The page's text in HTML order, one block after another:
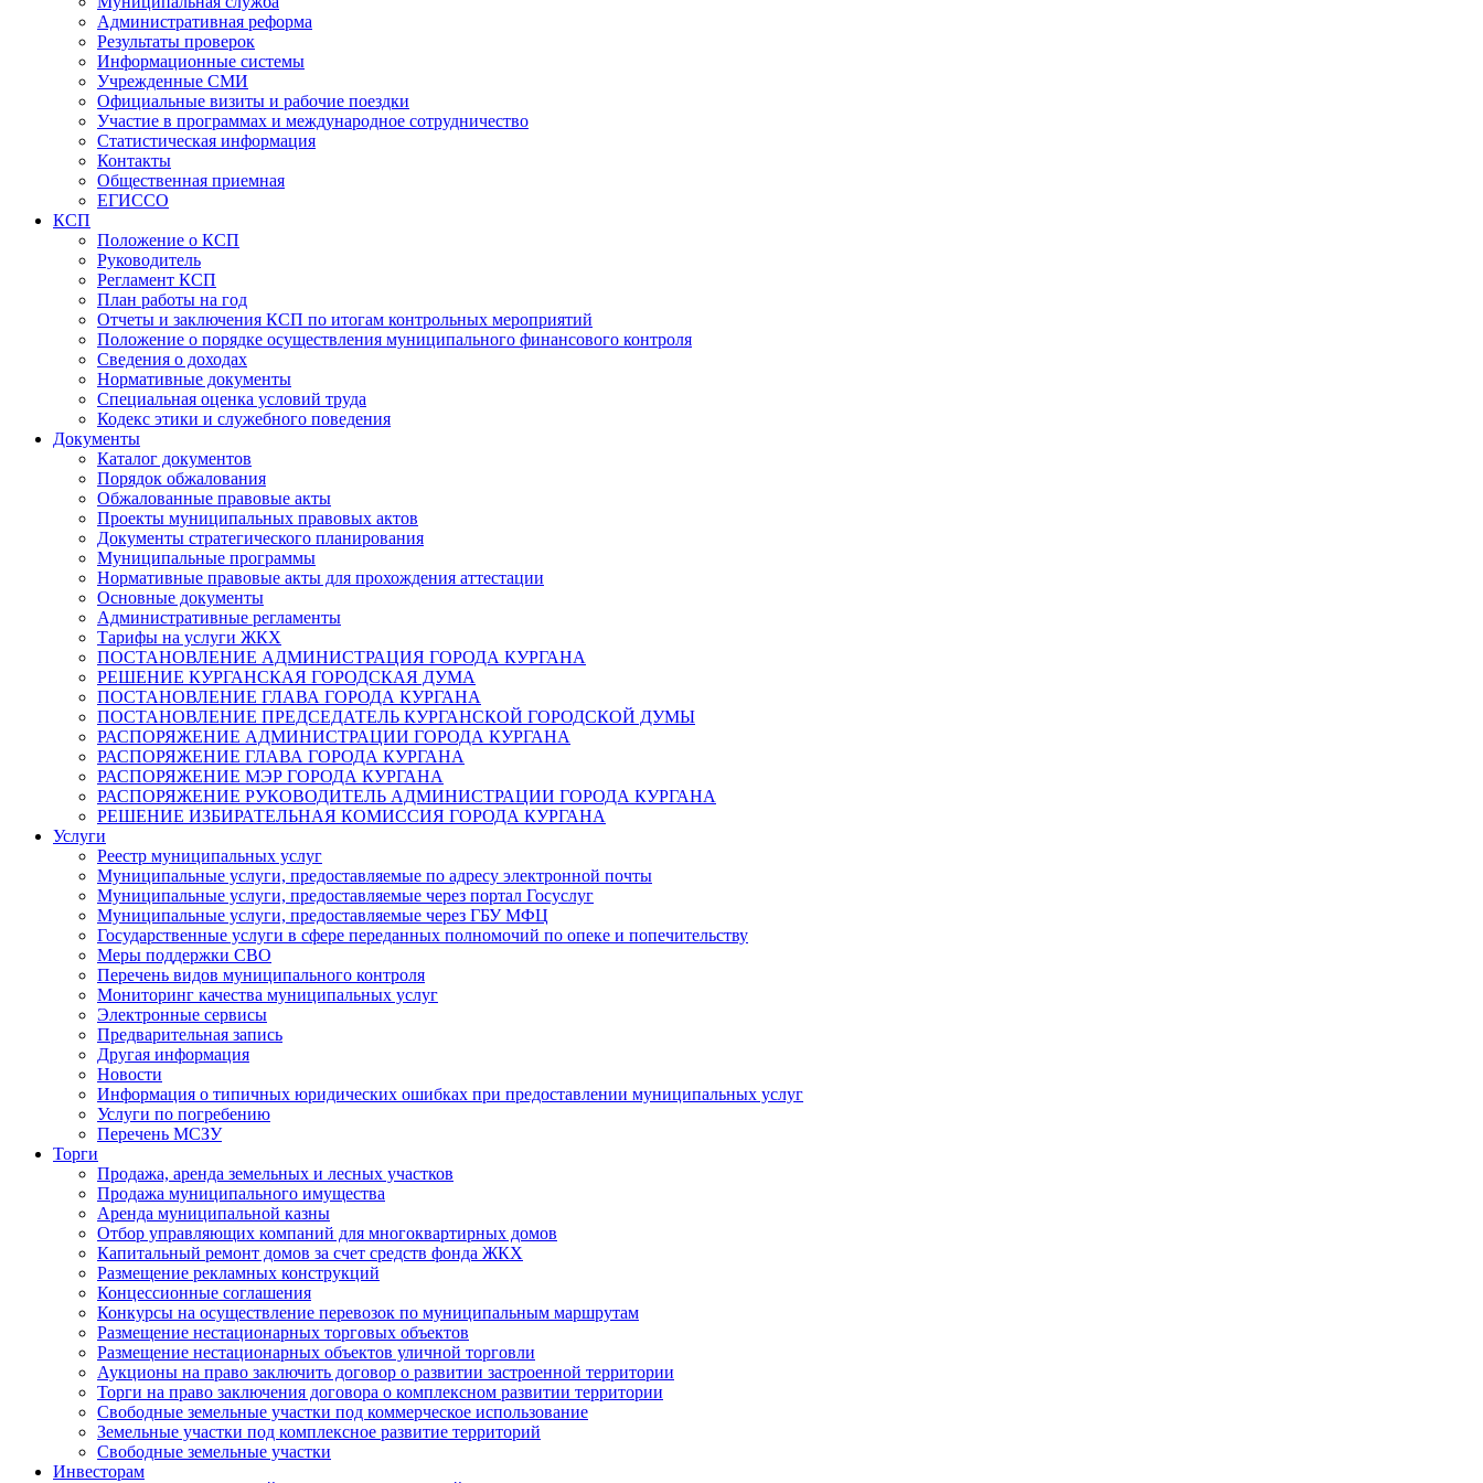
Административная реформа
Результаты проверок
Информационные системы
Учрежденные СМИ
Официальные визиты и рабочие поездки
Участие в программах и международное сотрудничество
Статистическая информация
Контакты
Общественная приемная
ЕГИССО
КСП
Положение о КСП
Руководитель
Регламент КСП
План работы на год
Отчеты и заключения КСП по итогам контрольных мероприятий
Положение о порядке осуществления муниципального финансового контроля
Сведения о доходах
Нормативные документы
Специальная оценка условий труда
Кодекс этики и служебного поведения
Документы
Каталог документов
Порядок обжалования
Обжалованные правовые акты
Проекты муниципальных правовых актов
Документы стратегического планирования
Муниципальные программы
Нормативные правовые акты для прохождения аттестации
Основные документы
Административные регламенты
Тарифы на услуги ЖКХ
ПОСТАНОВЛЕНИЕ АДМИНИСТРАЦИЯ ГОРОДА КУРГАНА
РЕШЕНИЕ КУРГАНСКАЯ ГОРОДСКАЯ ДУМА
ПОСТАНОВЛЕНИЕ ГЛАВА ГОРОДА КУРГАНА
ПОСТАНОВЛЕНИЕ ПРЕДСЕДАТЕЛЬ КУРГАНСКОЙ ГОРОДСКОЙ ДУМЫ
РАСПОРЯЖЕНИЕ АДМИНИСТРАЦИИ ГОРОДА КУРГАНА
РАСПОРЯЖЕНИЕ ГЛАВА ГОРОДА КУРГАНА
РАСПОРЯЖЕНИЕ МЭР ГОРОДА КУРГАНА
РАСПОРЯЖЕНИЕ РУКОВОДИТЕЛЬ АДМИНИСТРАЦИИ ГОРОДА КУРГАНА
РЕШЕНИЕ ИЗБИРАТЕЛЬНАЯ КОМИССИЯ ГОРОДА КУРГАНА
Услуги
Реестр муниципальных услуг
Муниципальные услуги, предоставляемые по адресу электронной почты
Муниципальные услуги, предоставляемые через портал Госуслуг
Муниципальные услуги, предоставляемые через ГБУ МФЦ
Государственные услуги в сфере переданных полномочий по опеке и попечительству
Меры поддержки СВО
Перечень видов муниципального контроля
Мониторинг качества муниципальных услуг
Электронные сервисы
Предварительная запись
Другая информация
Новости
Информация о типичных юридических ошибках при предоставлении муниципальных услуг
Услуги по погребению
Перечень МСЗУ
Торги
Продажа, аренда земельных и лесных участков
Продажа муниципального имущества
Аренда муниципальной казны
Отбор управляющих компаний для многоквартирных домов
Капитальный ремонт домов за счет средств фонда ЖКХ
Размещение рекламных конструкций
Концессионные соглашения
Конкурсы на осуществление перевозок по муниципальным маршрутам
Размещение нестационарных торговых объектов
Размещение нестационарных объектов уличной торговли
Аукционы на право заключить договор о развитии застроенной территории
Торги на право заключения договора о комплексном развитии территории
Свободные земельные участки под коммерческое использование
Земельные участки под комплексное развитие территорий
Свободные земельные участки
Инвесторам